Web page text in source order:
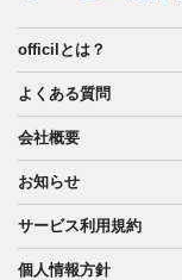
officilとは？
よくある質問
会社概要
お知らせ
サービス利用規約
個人情報方針